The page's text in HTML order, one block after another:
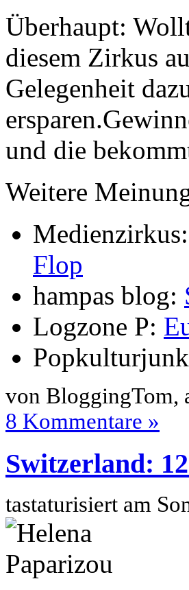
Überhaupt:
diesem Zirkus
Gelegenheit
und die
Weitere
Medienzirkus:
Flop
hampas blog:
Logzone P:
von BloggingTom,
8 Kommentare »
Switzerland:
tastaturisiert am